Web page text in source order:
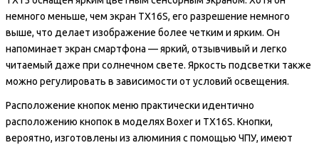
немного меньше, чем экран TX16S, его разрешение немного
выше, что делает изображение более четким и ярким. Он
напоминает экран смартфона — яркий, отзывчивый и легко
читаемый даже при солнечном свете. Яркость подсветки также
можно регулировать в зависимости от условий освещения.
Расположение кнопок меню практически идентично
расположению кнопок в моделях Boxer и TX16S. Кнопки,
вероятно, изготовлены из алюминия с помощью ЧПУ, имеют